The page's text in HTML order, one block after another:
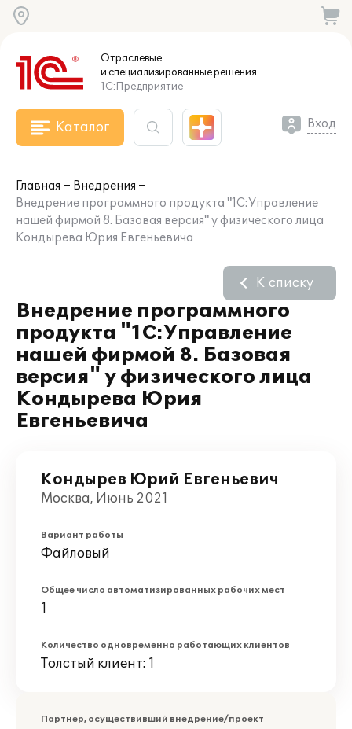
Отраслевые
и специализированныерешения
1С:Предприятие
Каталог Вход
Главная
Внедрения
Внедрение программного продукта "1С:Управление
нашей фирмой 8. Базовая версия" у физического лица
Кондырева Юрия Евгеньевича
Внедрение программного
продукта "1С:Управление
нашей фирмой 8. Базовая
версия" у физического лица
Кондырева Юрия
Евгеньевича
К списку
Кондырев Юрий Евгеньевич
Москва, Июнь 2021
Вариант работы
Файловый
Общее число автоматизированных рабочих мест
1
Количество одновременно работающих клиентов
Толстый клиент: 1
Партнер, осуществивший внедрение/проект